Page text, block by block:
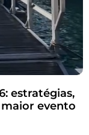
estratégias,
evento